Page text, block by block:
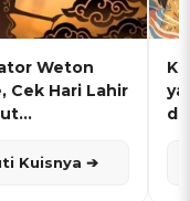
Weton
Cek Hari Lahir
Kuisnya ➔